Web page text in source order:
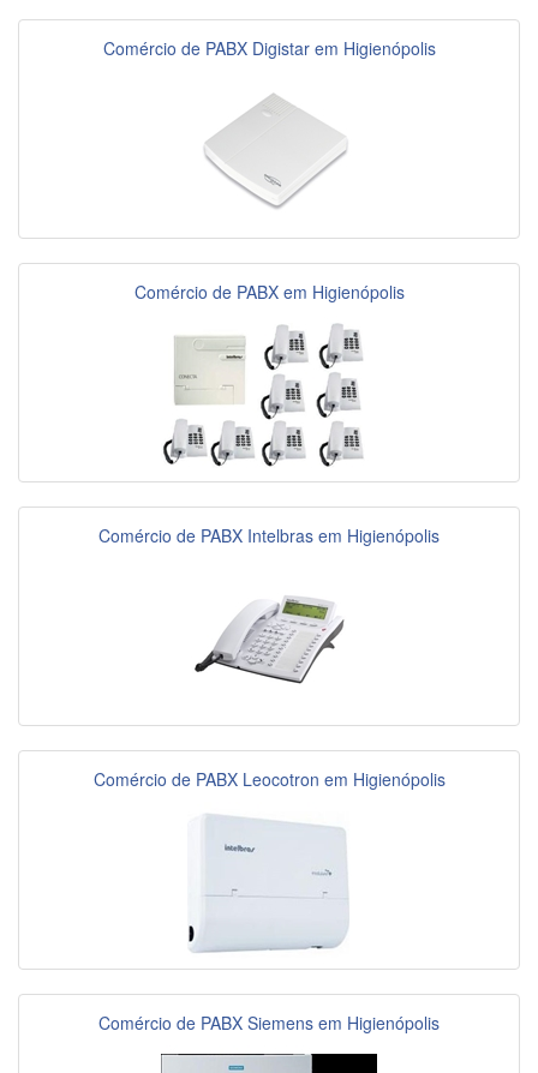
Comércio de PABX Digistar em Higienópolis
Comércio de PABX em Higienópolis
Comércio de PABX Intelbras em Higienópolis
Comércio de PABX Leocotron em Higienópolis
Comércio de PABX Siemens em Higienópolis